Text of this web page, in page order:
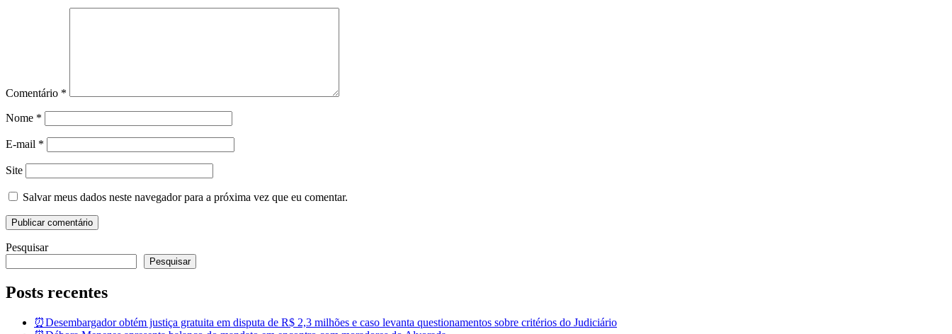
Comentário *
Nome *
E-mail *
Site
Salvar meus dados neste navegador para a próxima vez que eu comentar.
Pesquisar
Pesquisar
Posts recentes
⏰Desembargador obtém justiça gratuita em disputa de R$ 2,3 milhões e caso levanta questionamentos sobre critérios do Judiciário